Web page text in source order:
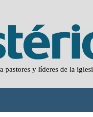
pastores y líderes de la